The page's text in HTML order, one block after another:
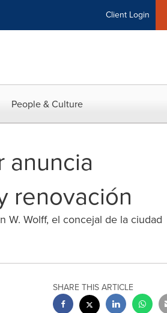
Client Login
People & Culture
anuncia
renovación
W. Wolff, el concejal de la ciudad
SHARE THIS ARTICLE